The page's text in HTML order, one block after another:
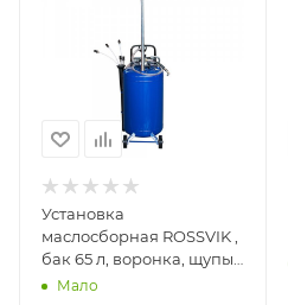
Установка
маслосборная ROSSVIK ,
бак 65 л, воронка, щупы,
синий, V-2084
Мало